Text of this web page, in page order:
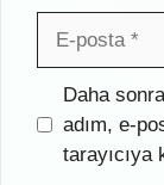
posta
İnternet
sitesi
Daha
adım, e-
tarayıcıya